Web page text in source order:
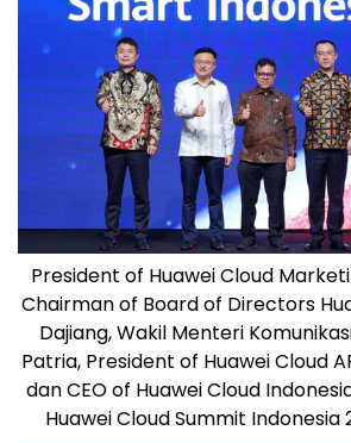
President of Huawei Cloud
Chairman of Board of Directors
Dajiang, Wakil Menteri
Patria, President of Huawei Cloud
dan CEO of Huawei Cloud
Huawei Cloud Summit Indonesia